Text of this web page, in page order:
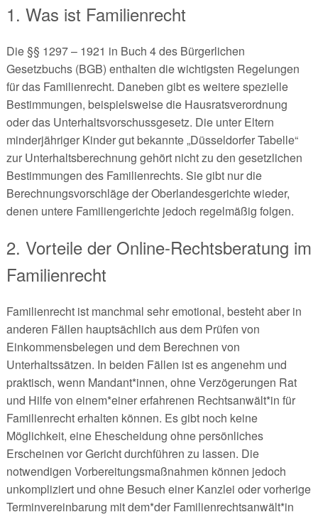
1. Was ist Familienrecht
Die §§ 1297 – 1921 in Buch 4 des Bürgerlichen
Gesetzbuchs (BGB) enthalten die wichtigsten Regelungen
für das Familienrecht. Daneben gibt es weitere spezielle
Bestimmungen, beispielsweise die Hausratsverordnung
oder das Unterhaltsvorschussgesetz. Die unter Eltern
minderjähriger Kinder gut bekannte „Düsseldorfer Tabelle“
zur Unterhaltsberechnung gehört nicht zu den gesetzlichen
Bestimmungen des Familienrechts. Sie gibt nur die
Berechnungsvorschläge der Oberlandesgerichte wieder,
denen untere Familiengerichte jedoch regelmäßig folgen.
2. Vorteile der Online-Rechtsberatung im
Familienrecht
Familienrecht ist manchmal sehr emotional, besteht aber in
anderen Fällen hauptsächlich aus dem Prüfen von
Einkommensbelegen und dem Berechnen von
Unterhaltssätzen. In beiden Fällen ist es angenehm und
praktisch, wenn Mandant*innen, ohne Verzögerungen Rat
und Hilfe von einem*einer erfahrenen Rechtsanwält*in für
Familienrecht erhalten können. Es gibt noch keine
Möglichkeit, eine Ehescheidung ohne persönliches
Erscheinen vor Gericht durchführen zu lassen. Die
notwendigen Vorbereitungsmaßnahmen können jedoch
unkompliziert und ohne Besuch einer Kanzlei oder vorherige
Terminvereinbarung mit dem*der Familienrechtsanwält*in